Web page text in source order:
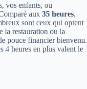
vos enfants, ou
aux 35 heures,
sont ceux qui optent
la restauration ou la
pouce financier bienvenu.
4 heures en plus valent le